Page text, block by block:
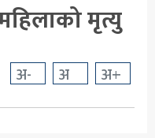
मृत्यु
अ- अ अ+